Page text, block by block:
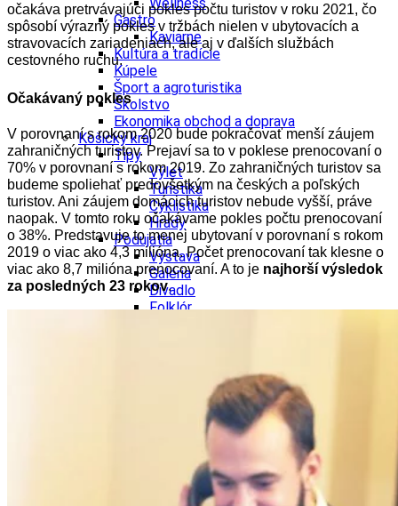
Gastro
Kaviarne
Kultúra a tradície
Kúpele
Šport a agroturistika
Školstvo
Ekonomika obchod a doprava
Košický kraj
Tipy
Výlet
Turistika
Cyklistika
Hrady
Podujatia
Výstava
Galéria
Divadlo
Folklór
Kultúra a tradície
Šport a agroturistika
Ekonomika obchod a doprava
očakáva pretrvávajúci pokles počtu turistov v roku 2021, čo
spôsobí výrazný pokles v tržbách nielen v ubytovacích a
stravovacích zariadeniach, ale aj v ďalších službách
cestovného ruchu.
Očakávaný pokles
V porovnaní s rokom 2020 bude pokračovať menší záujem
zahraničných turistov. Prejaví sa to v poklese prenocovaní o
70% v porovnaní s rokom 2019. Zo zahraničných turistov sa
budeme spoliehať predovšetkým na českých a poľských
turistov. Ani záujem domácich turistov nebude vyšší, práve
naopak. V tomto roku očakávame pokles počtu prenocovaní
o 38%. Predstavuje to menej ubytovaní v porovnaní s rokom
2019 o viac ako 4,3 milióna. Počet prenocovaní tak klesne o
viac ako 8,7 milióna prenocovaní. A to je najhorší výsledok
za posledných 23 rokov.